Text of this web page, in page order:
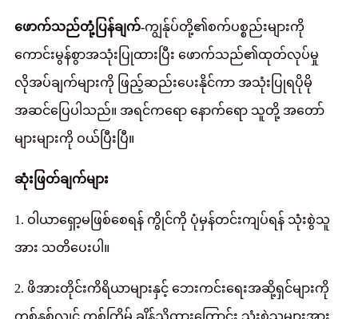
ဖောက်သည်တုံ့ပြန်ချက်-ကျွန်ုပ်တို့၏စက်ပစ္စည်းများကို
ကောင်းမွန်စွာအသုံးပြုထားပြီး ဖောက်သည်၏ထုတ်လုပ်မှု
လိုအပ်ချက်များကို ဖြည့်ဆည်းပေးနိုင်ကာ အသုံးပြုရပိုမို
အဆင်ပြေပါသည်။ အရင်ကရော နောက်ရော သူတို့ အတော်
များများကို ဝယ်ပြီးပြီ။
ဆုံးဖြတ်ချက်များ
1. ဝါယာရှော့မဖြစ်စေရန် ကွိုင်ကို ပုံမှန်တင်းကျပ်ရန် သုံးစွဲသူ
အား သတိပေးပါ။
2. ဖိအားတိုင်းကိရိယာများနှင့် ဘေးကင်းရေးအဆို့ရှင်များကို
တစ်နှစ်လျှင် တစ်ကြိမ် ချိန်ညှိထားကြောင်း သုံးစွဲသူများအား